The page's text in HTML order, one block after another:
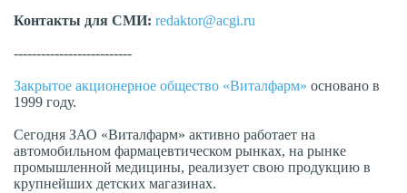
Контакты для СМИ: redaktor@acgi.ru
--------------------------
Закрытое акционерное общество «Виталфарм» основано в
1999 году.
Сегодня ЗАО «Виталфарм» активно работает на
автомобильном фармацевтическом рынках, на рынке
промышленной медицины, реализует свою продукцию в
крупнейших детских магазинах.